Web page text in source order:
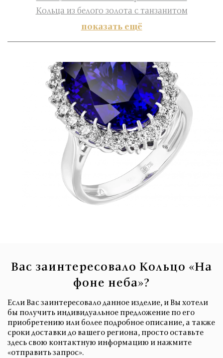
Кольца из белого золота с танзанитом
показать ещё
Вас заинтересовало Кольцо «На
фоне неба»?
Если Вас заинтересовало данное изделие, и Вы хотели
бы получить индивидуальное предложение по его
приобретению или более подробное описание, а также
сроки доставки до вашего региона, просто оставьте
здесь свою контактную информацию и нажмите
«отправить запрос».